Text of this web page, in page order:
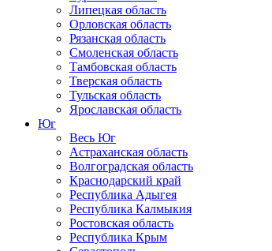
Липецкая область
Орловская область
Рязанская область
Смоленская область
Тамбовская область
Тверская область
Тульская область
Ярославская область
Юг
Весь Юг
Астраханская область
Волгоградская область
Краснодарский край
Республика Адыгея
Республика Калмыкия
Ростовская область
Республика Крым